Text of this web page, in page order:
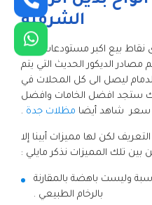
الشرقية
نقاط بيع اكبر مستودعات بديل
مصادر الديكور الحديث التي يتم
الدمام ليصل الى كل المحلات في
ستجد افضل الخامات وافضل
سعر شاهد أيضا مظلات جدة .
لكن لها مميزات أبينا إلا
بين تلك المميزات نذكر مايلي :
وليست باهضة بالمقارنة
بالرخام الطبيعي .